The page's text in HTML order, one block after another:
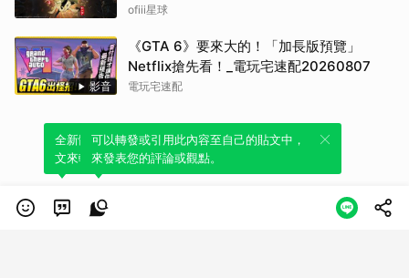
ofiii星球
影音
《GTA 6》要來大的！「加長版預覽」
Netflix搶先看！_電玩宅速配20260807
電玩宅速配
全新體驗！一鍵引用此內容，透過發布貼
文來輕鬆表達個人立場。
可以轉發或引用此內容至自己的貼文中，
來發表您的評論或觀點。